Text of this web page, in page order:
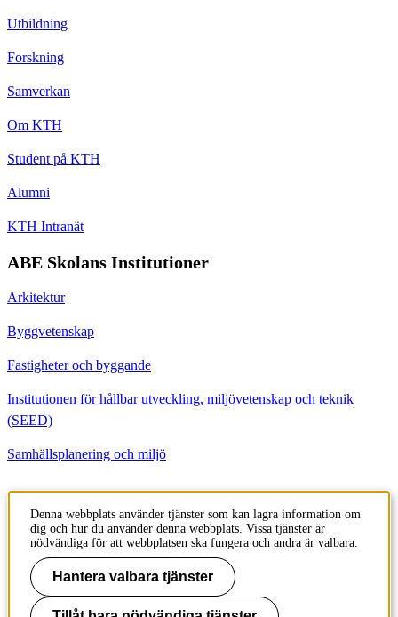
Utbildning
Forskning
Samverkan
Om KTH
Student på KTH
Alumni
KTH Intranät
ABE Skolans Institutioner
Arkitektur
Byggvetenskap
Fastigheter och byggande
Institutionen för hållbar utveckling, miljövetenskap och teknik
(SEED)
Samhällsplanering och miljö
Kontakt
Institutionen för Byggvetenskap
Brinellvägen 23
100 44 Stockholm
Sweden
Denna webbplats använder tjänster som kan lagra information om
dig och hur du använder denna webbplats. Vissa tjänster är
nödvändiga för att webbplatsen ska fungera och andra är valbara.
Hantera valbara tjänster